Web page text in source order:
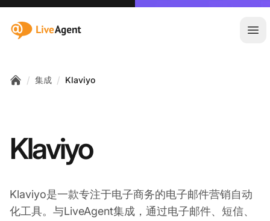
:site.title
/ 集成 / Klaviyo
Klaviyo
Klaviyo是一款专注于电子商务的电子邮件营销自动
化工具。与LiveAgent集成，通过电子邮件、短信、